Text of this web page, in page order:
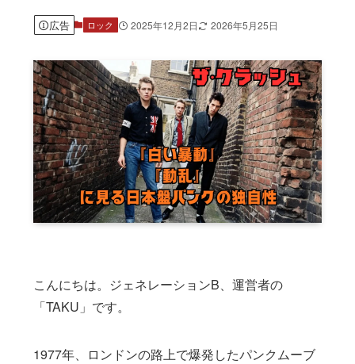
広告 ロック 2025年12月2日 2026年5月25日
こんにちは。ジェネレーションB、運営者の
「TAKU」です。
1977年、ロンドンの路上で爆発したパンクムーブ